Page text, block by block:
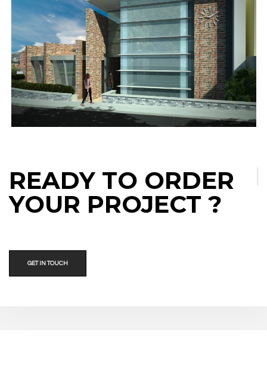
RESIDENCIA TERCERA EDAD CUMBRES
ASISTENCIAL
READY TO ORDER
YOUR PROJECT ?
GET IN TOUCH